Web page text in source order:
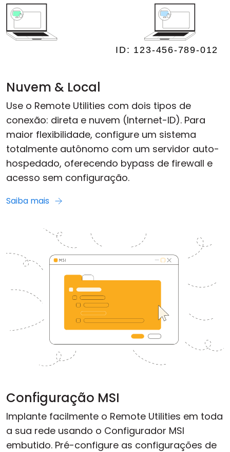
Nuvem & Local
Use o Remote Utilities com dois tipos de
conexão: direta e nuvem (Internet-ID). Para
maior flexibilidade, configure um sistema
totalmente autônomo com um servidor auto-
hospedado, oferecendo bypass de firewall e
acesso sem configuração.
Saiba mais
Configuração MSI
Implante facilmente o Remote Utilities em toda
a sua rede usando o Configurador MSI
embutido. Pré-configure as configurações de